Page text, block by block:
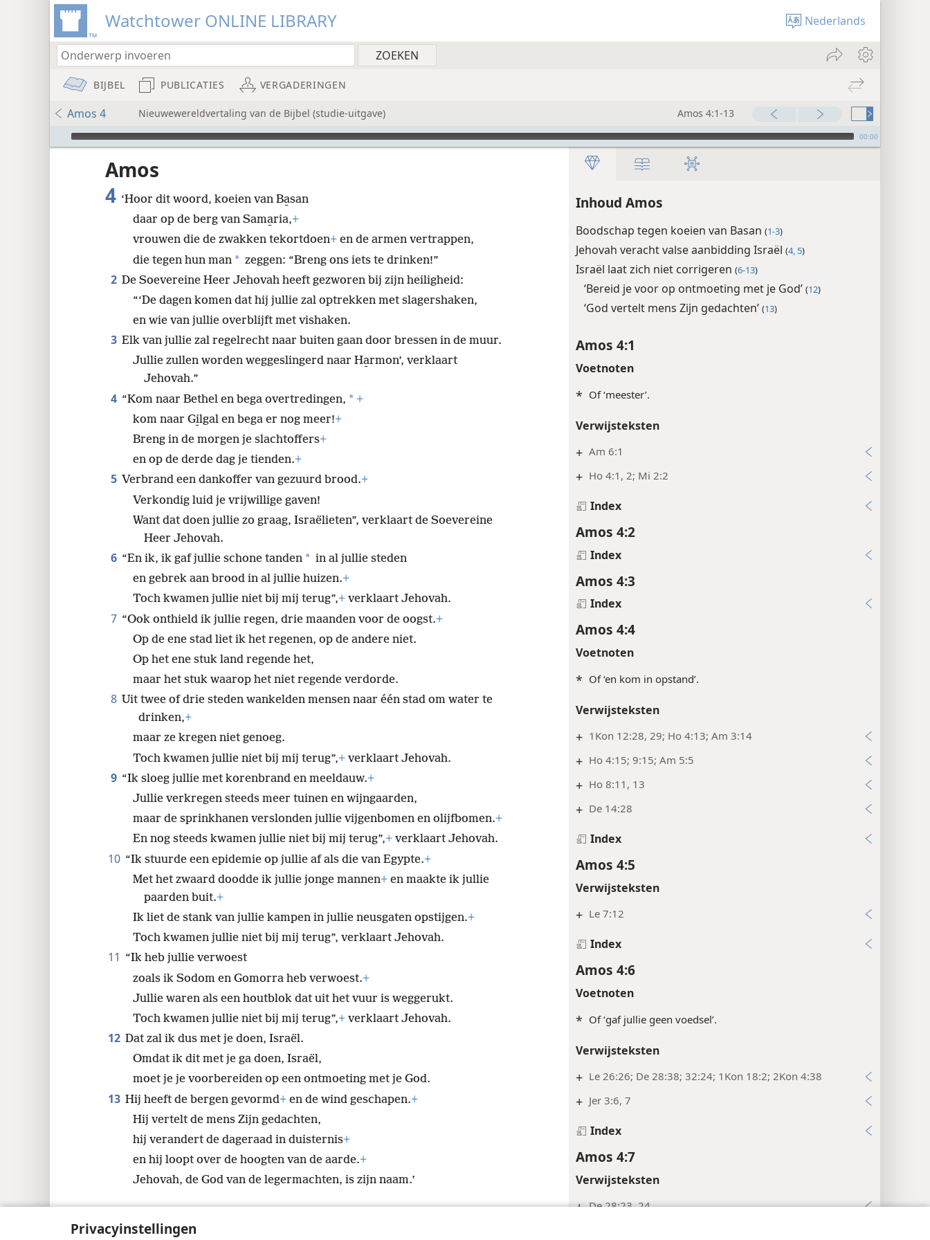
Privacyinstellingen
Watchtower ONLINE LIBRARY Nederlands
BIJBEL PUBLICATIES VERGADERINGEN
Amos 4 Nieuwewereldvertaling van de Bijbel (studie-uitgave) Amos 4:1-13
Audio Player 00:00
Inhoud Amos
Boodschap tegen koeien van Basan (1-3)
Jehovah veracht valse aanbidding Israël (4, 5)
Israël laat zich niet corrigeren (6-13)
‘Bereid je voor op ontmoeting met je God’ (12)
‘God vertelt mens Zijn gedachten’ (13)
Amos 4:1
Voetnoten
* Of ‘meester’.
Verwijsteksten
+ Am 6:1
+ Ho 4:1, 2; Mi 2:2
Index
Amos 4:2
Index
Amos 4:3
Index
Amos 4:4
Voetnoten
* Of ‘en kom in opstand’.
Verwijsteksten
+ 1Kon 12:28, 29; Ho 4:13; Am 3:14
+ Ho 4:15; 9:15; Am 5:5
+ Ho 8:11, 13
+ De 14:28
Index
Amos 4:5
Verwijsteksten
+ Le 7:12
Index
Amos 4:6
Voetnoten
* Of ‘gaf jullie geen voedsel’.
Verwijsteksten
+ Le 26:26; De 28:38; 32:24; 1Kon 18:2; 2Kon 4:38
+ Jer 3:6, 7
Index
Amos 4:7
Verwijsteksten
+ De 28:23, 24
Amos
4 ‘Hoor dit woord, koeien van Ba̱san
daar op de berg van Sama̱ria,+
vrouwen die de zwakken tekortdoen+ en de armen vertrappen,
die tegen hun man * zeggen: “Breng ons iets te drinken!”
2 De Soevereine Heer Jehovah heeft gezworen bij zijn heiligheid:
“‘De dagen komen dat hij jullie zal optrekken met slagershaken,
en wie van jullie overblijft met vishaken.
3 Elk van jullie zal regelrecht naar buiten gaan door bressen in de muur.
Jullie zullen worden weggeslingerd naar Ha̱rmon’, verklaart
Jehovah.”
4 “Kom naar Bethel en bega overtredingen, * +
kom naar Gi̱lgal en bega er nog meer!+
Breng in de morgen je slachtoffers+
en op de derde dag je tienden.+
5 Verbrand een dankoffer van gezuurd brood.+
Verkondig luid je vrijwillige gaven!
Want dat doen jullie zo graag, Israëlieten”, verklaart de Soevereine
Heer Jehovah.
6 “En ik, ik gaf jullie schone tanden * in al jullie steden
en gebrek aan brood in al jullie huizen.+
Toch kwamen jullie niet bij mij terug”,+ verklaart Jehovah.
7 “Ook onthield ik jullie regen, drie maanden voor de oogst.+
Op de ene stad liet ik het regenen, op de andere niet.
Op het ene stuk land regende het,
maar het stuk waarop het niet regende verdorde.
8 Uit twee of drie steden wankelden mensen naar één stad om water te
drinken,+
maar ze kregen niet genoeg.
Toch kwamen jullie niet bij mij terug”,+ verklaart Jehovah.
9 “Ik sloeg jullie met korenbrand en meeldauw.+
Jullie verkregen steeds meer tuinen en wijngaarden,
maar de sprinkhanen verslonden jullie vijgenbomen en olijfbomen.+
En nog steeds kwamen jullie niet bij mij terug”,+ verklaart Jehovah.
10 “Ik stuurde een epidemie op jullie af als die van Egypte.+
Met het zwaard doodde ik jullie jonge mannen+ en maakte ik jullie
paarden buit.+
Ik liet de stank van jullie kampen in jullie neusgaten opstijgen.+
Toch kwamen jullie niet bij mij terug”, verklaart Jehovah.
11 “Ik heb jullie verwoest
zoals ik Sodom en Gomorra heb verwoest.+
Jullie waren als een houtblok dat uit het vuur is weggerukt.
Toch kwamen jullie niet bij mij terug”,+ verklaart Jehovah.
12 Dat zal ik dus met je doen, Israël.
Omdat ik dit met je ga doen, Israël,
moet je je voorbereiden op een ontmoeting met je God.
13 Hij heeft de bergen gevormd+ en de wind geschapen.+
Hij vertelt de mens Zijn gedachten,
hij verandert de dageraad in duisternis+
en hij loopt over de hoogten van de aarde.+
Jehovah, de God van de legermachten, is zijn naam.’